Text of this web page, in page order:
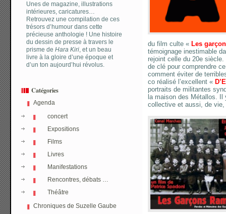
Unes de magazine, illustrations
intérieures, caricatures…
Retrouvez une compilation de ces
trésors d’humour dans cette
précieuse anthologie ! Une histoire
du dessin de presse à travers le
prisme de Hara Kiri, et un beau
livre à la gloire d’une époque et
d’un ton aujourd’hui révolus.
Catégories
Agenda
concert
Expositions
Films
Livres
Manifestations
Rencontres, débats …
Théâtre
Chroniques de Suzelle Gaube
du film culte « Les
témoignage inestimable
rejoint celle du 20e
de clé pour comprendre
comment éviter de
co réalisé l’excellent «
portraits de militantes
la maison des Métallos. Il
collective et aussi, de